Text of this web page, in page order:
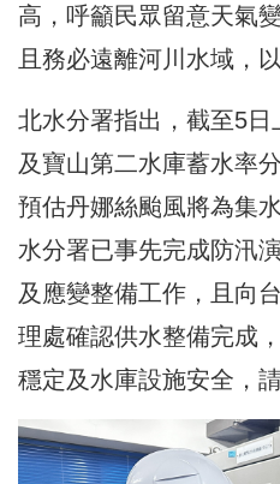
高，呼籲民眾留意天氣
且務必遠離河川水域，
北水分署指出，截至5
及寶山第二水庫蓄水率
預估丹娜絲颱風將為集
水分署已事先完成防汛
及應變整備工作，且向
理處確認供水整備完成
穩定及水庫設施安全，